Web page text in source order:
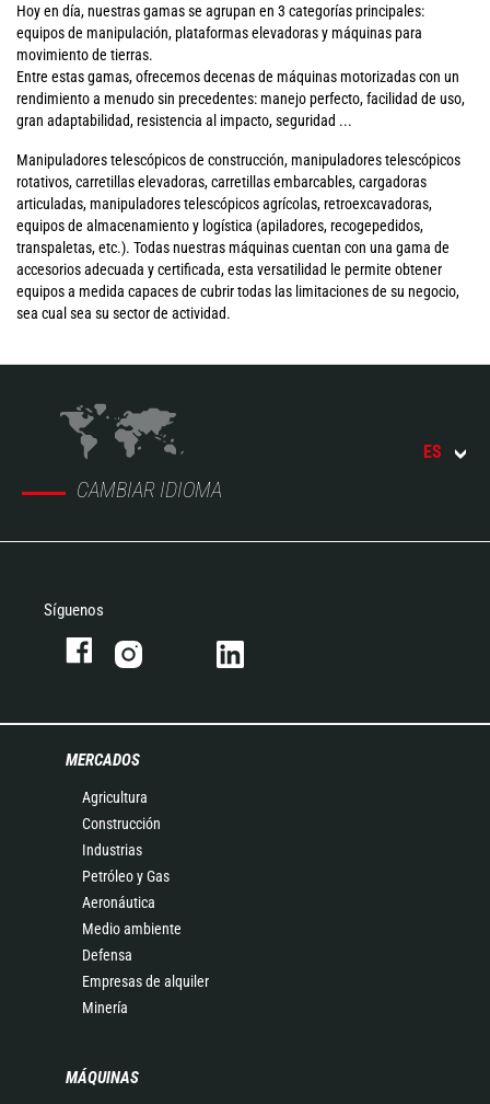
Hoy en día, nuestras gamas se agrupan en 3 categorías principales:
equipos de manipulación, plataformas elevadoras y máquinas para
movimiento de tierras.
Entre estas gamas, ofrecemos decenas de máquinas motorizadas con un
rendimiento a menudo sin precedentes: manejo perfecto, facilidad de uso,
gran adaptabilidad, resistencia al impacto, seguridad ...
Manipuladores telescópicos de construcción, manipuladores telescópicos
rotativos, carretillas elevadoras, carretillas embarcables, cargadoras
articuladas, manipuladores telescópicos agrícolas, retroexcavadoras,
equipos de almacenamiento y logística (apiladores, recogepedidos,
transpaletas, etc.). Todas nuestras máquinas cuentan con una gama de
accesorios adecuada y certificada, esta versatilidad le permite obtener
equipos a medida capaces de cubrir todas las limitaciones de su negocio,
sea cual sea su sector de actividad.
CAMBIAR IDIOMA
ES
Síguenos
MERCADOS
Agricultura
Construcción
Industrias
Petróleo y Gas
Aeronáutica
Medio ambiente
Defensa
Empresas de alquiler
Minería
MÁQUINAS